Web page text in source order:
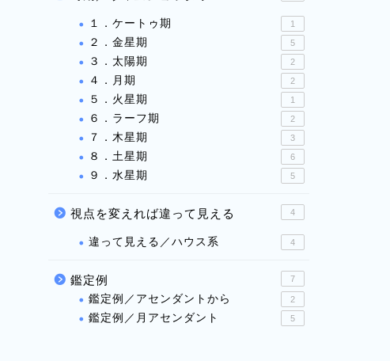
１．ケートゥ期 1
２．金星期 5
３．太陽期 2
４．月期 2
５．火星期 1
６．ラーフ期 2
７．木星期 3
８．土星期 6
９．水星期 5
視点を変えれば違って見える 4
違って見える／ハウス系 4
鑑定例 7
鑑定例／アセンダントから 2
鑑定例／月アセンダント 5